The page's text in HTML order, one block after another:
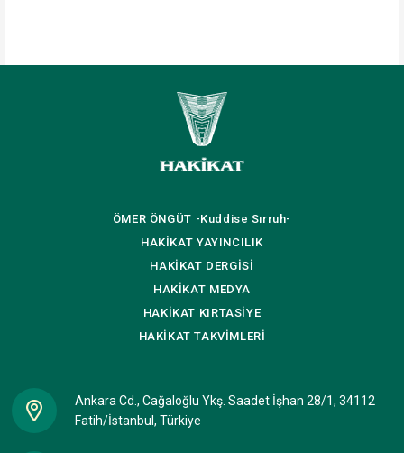
ÖMER ÖNGÜT -Kuddise Sırruh-
HAKİKAT YAYINCILIK
HAKİKAT DERGİSİ
HAKİKAT MEDYA
HAKİKAT KIRTASİYE
HAKİKATTAKVİMLERİ
Ankara Cd., Cağaloğlu Ykş. Saadet İşhan 28/1, 34112
Fatih/İstanbul, Türkiye